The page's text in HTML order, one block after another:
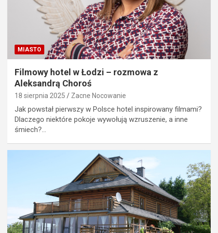
MIASTO
Filmowy hotel w Łodzi – rozmowa z
Aleksandrą Choroś
18 sierpnia 2025 Zacne Nocowanie
Jak powstał pierwszy w Polsce hotel inspirowany filmami?
Dlaczego niektóre pokoje wywołują wzruszenie, a inne
śmiech?…